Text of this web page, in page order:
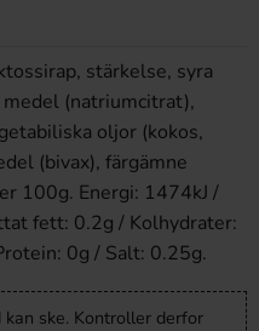
stärkelse, syra
(natriumcitrat),
oljor (kokos,
(bivax), färgämne
100g. Energi: 1474kJ /
fett: 0.2g / Kolhydrater:
0g / Salt: 0.25g.
ske. Kontroller derfor